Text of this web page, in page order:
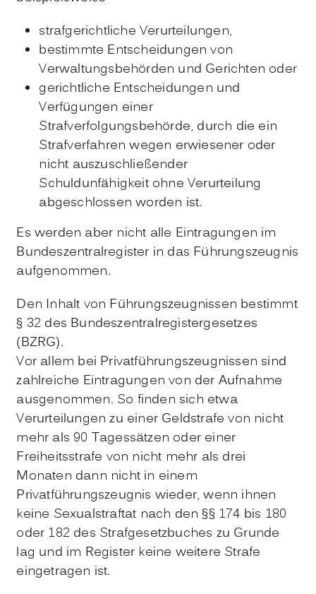
strafgerichtliche Verurteilungen,
bestimmte Entscheidungen von
Verwaltungsbehörden und Gerichten oder
gerichtliche Entscheidungen und
Verfügungen einer
Strafverfolgungsbehörde, durch die ein
Strafverfahren wegen erwiesener oder
nicht auszuschließender
Schuldunfähigkeit ohne Verurteilung
abgeschlossen worden ist.
Es werden aber nicht alle Eintragungen im
Bundeszentralregister in das Führungszeugnis
aufgenommen.
Den Inhalt von Führungszeugnissen bestimmt
§ 32 des Bundeszentralregistergesetzes
(BZRG).
Vor allem bei Privatführungszeugnissen sind
zahlreiche Eintragungen von der Aufnahme
ausgenommen. So finden sich etwa
Verurteilungen zu einer Geldstrafe von nicht
mehr als 90 Tagessätzen oder einer
Freiheitsstrafe von nicht mehr als drei
Monaten dann nicht in einem
Privatführungszeugnis wieder, wenn ihnen
keine Sexualstraftat nach den §§ 174 bis 180
oder 182 des Strafgesetzbuches zu Grunde
lag und im Register keine weitere Strafe
eingetragen ist.